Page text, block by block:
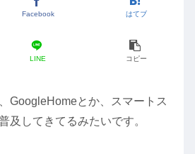
Facebook はてブ
LINE コピー
GoogleHomeとか、スマートス
及してきてるみたいです。